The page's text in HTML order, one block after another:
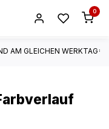
0
AM GLEICHEN WERKTAG*